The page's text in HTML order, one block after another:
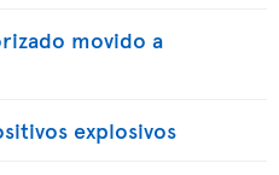
movido a
explosivos